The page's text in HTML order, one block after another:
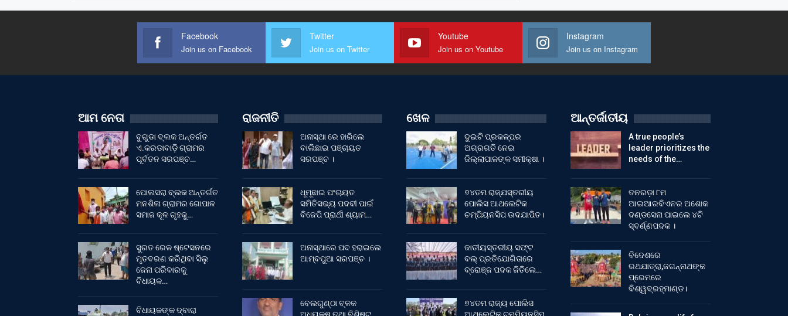
Facebook
Join us on Facebook
Twitter
Join us on Twitter
Youtube
Join us on Youtube
Instagram
Join us on Instagram
ଆମ ନେତା
ବୁଗୁଡା ବ୍ଲକ ଅନ୍ତର୍ଗତ
ଏ.କରଡାବାଡ଼ି ଗ୍ରାମର
ପୂର୍ବତନ ସରପଞ୍ଚ…
ପୋଲସରା ବ୍ଲକ ଅନ୍ତର୍ଗତ
ମନଶିଳା ଗ୍ରାମର ଗୋପାଳ
ସମାଜ କୂଳ ଗୃହକୁ…
ସୁରତ ରେଳ ଷ୍ଟେସନରେ
ମୃତବରଣ କରିଥିବା ସିଲୁ
ଜେନା ପରିବାରକୁ
ବିଧାୟକ…
ବିଧାୟକଙ୍କ ଦ୍ବାରା
ରାଜନୀତି
ଅନାସ୍ଥା ରେ ହାରିଲେ
ବାଲିଛାଇ ପଞ୍ଚାୟତ
ସରପଞ୍ଚ ।
ଧୂମୂଛାଇ ପଂଚାୟତ
ସମିତିସଭ୍ୟ ପଦବୀ ପାଇଁ
ବିଜେପି ପ୍ରାର୍ଥୀ ଶ୍ୟାମ…
ଅନାସ୍ଥାରେ ପଦ ହରାଇଲେ
ଆମ୍ବପୁଆ ସରପଞ୍ଚ ।
ବେଲଗୁଣ୍ଠା ବ୍ଳକ
ଖେଳ
ଦୁଇଟି ପ୍ରକଳ୍ପର
ଅଗ୍ରଗତି ନେଇ
ଜିଲ୍ଲାପାଳଙ୍କ ସମୀକ୍ଷା ।
୭୪ତମ ରାଜ୍ଯସ୍ତରୀୟ
ପୋଲିସ ଆଥଲେଟିକ
ଚମ୍ପିୟନସିପ ଉଦଯାପିତ।
ଜାତୀୟସ୍ତରୀୟ ସଫ୍ଟ
ବଲ୍ ପ୍ରତିଯୋଗିତାରେ
ବ୍ରୋଞ୍ଜ ପଦକ ଜିତିଲେ…
୭୪ତମ ରାଜ୍ୟ ପୋଲିସ
ଆନ୍ତର୍ଜାତୀୟ
A true people’s
leader prioritizes the
needs of the…
ତନରଡ଼ା ୮ମ
ଆଇଆରବିଏନର ଅଶୋକ
ଦଣ୍ଡସେନା ପାଇଲେ ୪ଟି
ସ୍ବର୍ଣ୍ଣପଦକ ।
ବିଦେଶରେ
ରଥଯାତ୍ରା,ଜଗନ୍ନାଥଙ୍କ
ପ୍ରେମରେ
ବିଶ୍ୱବ୍ରହ୍ମାଣ୍ଡ।